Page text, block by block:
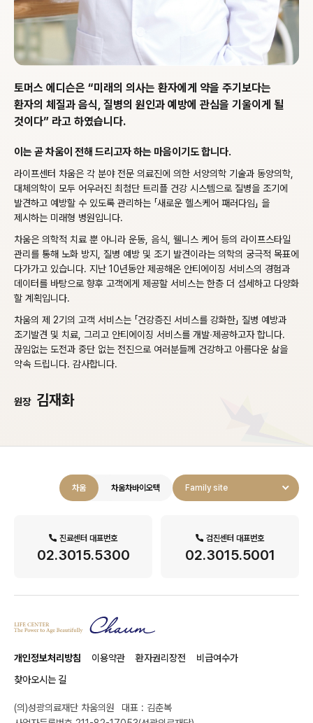
토머스 에디슨은 “미래의 의사는 환자에게 약을 주기보다는
환자의 체질과 음식, 질병의 원인과 예방에 관심을 기울이게 될
것이다” 라고 하였습니다.
이는 곧 차움이 전해 드리고자 하는 마음이기도 합니다.
라이프센터 차움은 각 분야 전문 의료진에 의한 서양의학 기술과 동양의학,
대체의학이 모두 어우러진 최첨단 트리플 건강 시스템으로 질병을 조기에
발견하고 예방할 수 있도록 관리하는 「새로운 헬스케어 패러다임」 을
제시하는 미래형 병원입니다.
차움은 의학적 치료 뿐 아니라 운동, 음식, 웰니스 케어 등의 라이프스타일
관리를 통해 노화 방지, 질병 예방 및 조기 발견이라는 의학의 궁극적 목표에
다가가고 있습니다. 지난 10년동안 제공해온 안티에이징 서비스의 경험과
데이터를 바탕으로 향후 고객에게 제공할 서비스는 한층 더 섬세하고 다양화
할 계획입니다.
차움의 제 2기의 고객 서비스는 「건강증진 서비스를 강화한」 질병 예방과
조기발견 및 치료, 그리고 안티에이징 서비스를 개발∙제공하고자 합니다.
끊임없는 도전과 중단 없는 전진으로 여러분들께 건강하고 아름다운 삶을
약속 드립니다. 감사합니다.
원장 김재화
차움 차움차바이오텍 Family site
진료센터 대표번호
02.3015.5300
검진센터 대표번호
02.3015.5001
개인정보처리방침 이용약관 환자권리장전
비급여수가
찾아오시는 길
(의)성광의료재단 차움의원
대표 : 김춘복